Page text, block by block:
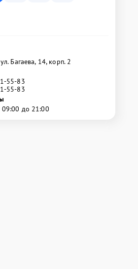
Багаева, 14, корп. 2
55-83
55-83
09:00 до 21:00